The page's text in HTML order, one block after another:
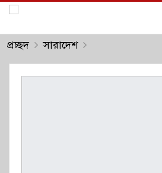
প্রচ্ছদ সারাদেশ